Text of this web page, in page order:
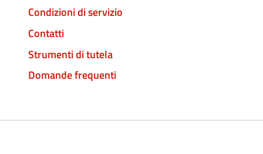
Condizioni di servizio
Contatti
Strumenti di tutela
Domande frequenti